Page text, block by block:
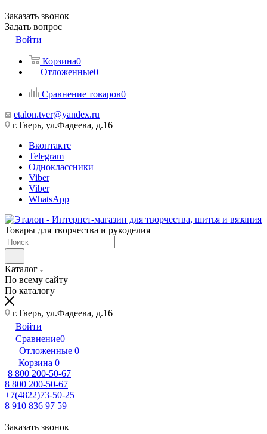
Заказать звонок
Задать вопрос
Войти
Корзина0
Отложенные0
Сравнение товаров0
etalon.tver@yandex.ru
г.Тверь, ул.Фадеева, д.16
Вконтакте
Telegram
Одноклассники
Viber
Viber
WhatsApp
Товары для творчества и рукоделия
Каталог
По всему сайту
По каталогу
г.Тверь, ул.Фадеева, д.16
Войти
Сравнение0
Отложенные 0
Корзина 0
8 800 200-50-67
8 800 200-50-67
+7(4822)73-50-25
8 910 836 97 59
Заказать звонок